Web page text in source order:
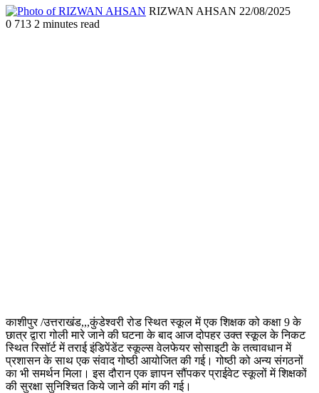
RIZWAN AHSAN Send
22/08/2025
0 713 2 minutes read
काशीपुर /उत्तराखंड,,,कुंडेश्वरी रोड स्थित स्कूल में एक शिक्षक को कक्षा 9 के
छात्र द्वारा गोली मारे जाने की घटना के बाद आज दोपहर उक्त स्कूल के निकट
स्थित रिसॉर्ट में तराई इंडिपेंडेंट स्कूल्स वेलफेयर सोसाइटी के तत्वावधान में
प्रशासन के साथ एक संवाद गोष्ठी आयोजित की गई। गोष्ठी को अन्य संगठनों
का भी समर्थन मिला। इस दौरान एक ज्ञापन सौंपकर प्राईवेट स्कूलों में शिक्षकों
की सुरक्षा सुनिश्चित किये जाने की मांग की गई।